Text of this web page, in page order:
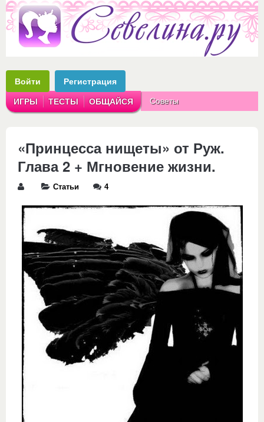
Войти Регистрация
ИГРЫ ТЕСТЫ ОБЩАЙСЯ Советы
«Принцесса нищеты» от Руж.
Глава 2 + Мгновение жизни.
Статьи 4